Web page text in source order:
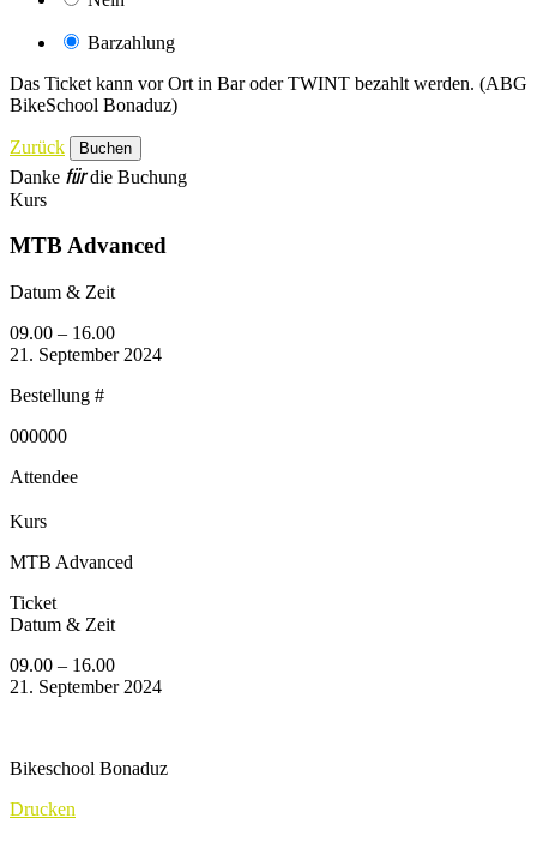
Barzahlung
Das Ticket kann vor Ort in Bar oder TWINT bezahlt werden. (ABG
BikeSchool Bonaduz)
Zurück
Danke fürdie Buchung
Kurs
MTB Advanced
Datum & Zeit
09.00 – 16.00
21. September 2024
Bestellung #
000000
Attendee
Kurs
MTB Advanced
Ticket
Datum & Zeit
09.00 – 16.00
21. September 2024
Bikeschool Bonaduz
Drucken